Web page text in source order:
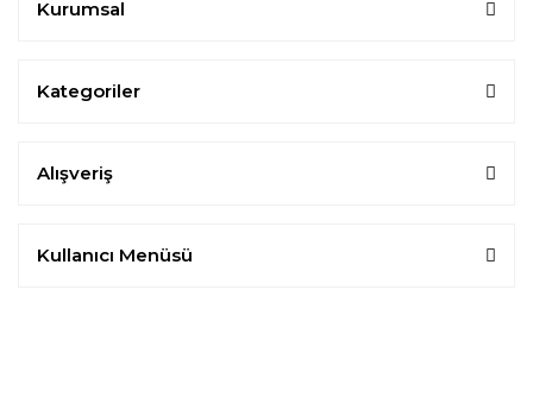
Kurumsal
Kategoriler
Alışveriş
Kullanıcı Menüsü